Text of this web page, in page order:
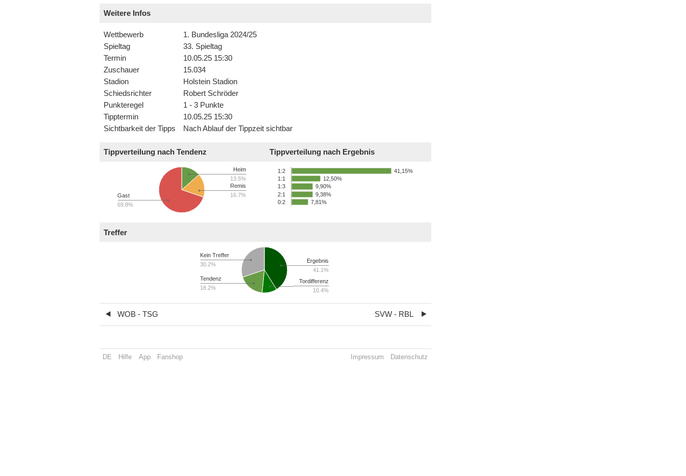
Weitere Infos
Wettbewerb
1. Bundesliga 2024/25
Spieltag
33. Spieltag
Termin
10.05.25 15:30
Zuschauer
15.034
Stadion
Holstein Stadion
Schiedsrichter
Robert Schröder
Punkteregel
1 - 3 Punkte
Tipptermin
10.05.25 15:30
Sichtbarkeit der Tipps
Nach Ablauf der Tippzeit sichtbar
Tippverteilung nach Tendenz
Heim
13.5%
Remis
16.7%
Gast
69.8%
Tippverteilung nach Ergebnis
1:2
1:1
1:3
2:1
0:2
41,15%
12,50%
9,90%
9,38%
7,81%
Treffer
Ergebnis
41.1%
Tordifferenz
10.4%
Tendenz
18.2%
Kein Treffer
30.2%
WOB - TSG SVW - RBL
DE Hilfe App Fanshop Impressum Datenschutz